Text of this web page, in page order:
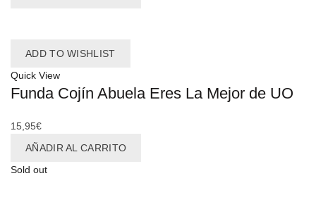
ADD TO WISHLIST
Quick View
Funda Cojín Abuela Eres La Mejor de UO
15,95€
AÑADIR AL CARRITO
Sold out